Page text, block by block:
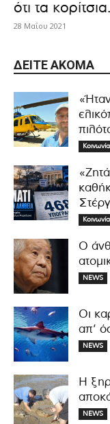
ότι τα
28 Μαΐου 2021
ΔΕΊΤΕ ΑΚΌΜΑ
Κοινωνία
Κοινωνία
Ο
NEWS
Οι
απ’
NEWS
Η
NEWS